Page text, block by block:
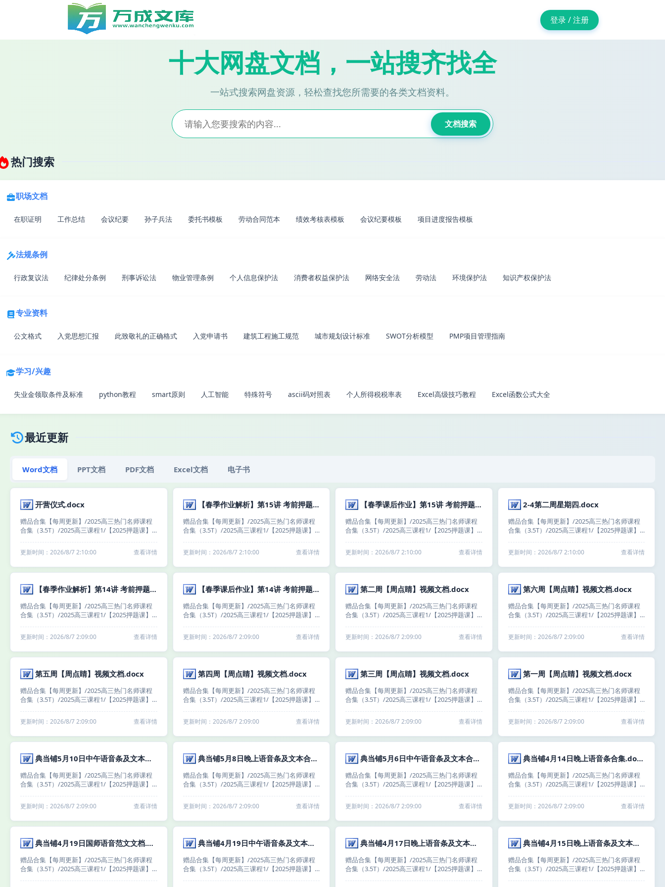
登录 / 注册
十大网盘文档，一站搜齐找全
一站式搜索网盘资源，轻松查找您所需要的各类文档资料。
文档搜索
热门搜索
职场文档
在职证明 工作总结 会议纪要 孙子兵法 委托书模板 劳动合同范本 绩效考核表模板 会议纪要模板 项目进度报告模板
法规条例
行政复议法 纪律处分条例 刑事诉讼法 物业管理条例 个人信息保护法 消费者权益保护法 网络安全法 劳动法 环境保护法 知识产权保护法
专业资料
公文格式 入党思想汇报 此致敬礼的正确格式 入党申请书 建筑工程施工规范 城市规划设计标准 SWOT分析模型 PMP项目管理指南
学习/兴趣
失业金领取条件及标准 python教程 smart原则 人工智能 特殊符号 ascii码对照表 个人所得税税率表 Excel高级技巧教程 Excel函数公式大全
最近更新
Word文档 PPT文档 PDF文档 Excel文档 电子书
开营仪式.docx
赠品合集【每周更新】/2025高三热门名师课程
合集（3.5T）/2025高三课程1/【2025押题课】
英语】25年梦想典当铺/开营仪式/开营仪式.doc
x
更新时间：2026/8/7 2:10:00 查看详情
【春季作业解析】第15讲 考前押题决战冲刺：考前押题点题密卷（中）.docx
赠品合集【每周更新】/2025高三热门名师课程
合集（3.5T）/2025高三课程1/【2025押题课】
英语】25年梦想典当铺/第15讲 课后作业/【春季
作业解析】第15讲 考前押题决战冲刺：考前押
题点题密卷（中）.docx
更新时间：2026/8/7 2:10:00 查看详情
【春季课后作业】第15讲 考前押题决战冲刺：考前押题点题密卷（中）.docx
赠品合集【每周更新】/2025高三热门名师课程
合集（3.5T）/2025高三课程1/【2025押题课】
英语】25年梦想典当铺/第15讲 课后作业/【春季
课后作业】第15讲 考前押题决战冲刺：考前押
题点题密卷（中）.docx
更新时间：2026/8/7 2:10:00 查看详情
2-4第二周星期四.docx
赠品合集【每周更新】/2025高三热门名师课程
合集（3.5T）/2025高三课程1/【2025押题课】
英语】25年梦想典当铺/第2周 第4天打卡视频/2-
4第二周星期四.docx
更新时间：2026/8/7 2:10:00 查看详情
【春季作业解析】第14讲 考前押题决战冲刺：考前押题点题密卷（上）.docx
赠品合集【每周更新】/2025高三热门名师课程
合集（3.5T）/2025高三课程1/【2025押题课】
英语】25年梦想典当铺/第14讲 课后作业/【春季
作业解析】第14讲 考前押题决战冲刺：考前押
题点题密卷（上）.docx
更新时间：2026/8/7 2:09:00 查看详情
【春季课后作业】第14讲 考前押题决战冲刺：考前押题点题密卷（上）.docx
赠品合集【每周更新】/2025高三热门名师课程
合集（3.5T）/2025高三课程1/【2025押题课】
英语】25年梦想典当铺/第14讲 课后作业/【春季
课后作业】第14讲 考前押题决战冲刺：考前押
题点题密卷（上）.docx
更新时间：2026/8/7 2:09:00 查看详情
第二周【周点睛】视频文档.docx
赠品合集【每周更新】/2025高三热门名师课程
合集（3.5T）/2025高三课程1/【2025押题课】
考语文梦想典当铺｜全国卷+新高考【国家玮】/
国师周点睛视频合集（每周六更新）/【第二
周】周点睛视频文档/第二周【周点睛】视频文
档.docx
更新时间：2026/8/7 2:09:00 查看详情
第六周【周点睛】视频文档.docx
赠品合集【每周更新】/2025高三热门名师课程
合集（3.5T）/2025高三课程1/【2025押题课】
考语文梦想典当铺｜全国卷+新高考【国家玮】/
国师周点睛视频合集（每周六更新）/【第六
周】周点睛视频文档/第六周【周点睛】视频文
档.docx
更新时间：2026/8/7 2:09:00 查看详情
第五周【周点睛】视频文档.docx
赠品合集【每周更新】/2025高三热门名师课程
合集（3.5T）/2025高三课程1/【2025押题课】
考语文梦想典当铺｜全国卷+新高考【国家玮】/
国师周点睛视频合集（每周六更新）/【第五
周】周点睛视频文档/第五周【周点睛】视频文
档.docx
更新时间：2026/8/7 2:09:00 查看详情
第四周【周点睛】视频文档.docx
赠品合集【每周更新】/2025高三热门名师课程
合集（3.5T）/2025高三课程1/【2025押题课】
考语文梦想典当铺｜全国卷+新高考【国家玮】/
国师周点睛视频合集（每周六更新）/【第四
周】周点睛视频文档/第四周【周点睛】视频文
档.docx
更新时间：2026/8/7 2:09:00 查看详情
第三周【周点睛】视频文档.docx
赠品合集【每周更新】/2025高三热门名师课程
合集（3.5T）/2025高三课程1/【2025押题课】
考语文梦想典当铺｜全国卷+新高考【国家玮】/
国师周点睛视频合集（每周六更新）/【第三
周】周点睛视频文档/第三周【周点睛】视频文
档.docx
更新时间：2026/8/7 2:09:00 查看详情
第一周【周点睛】视频文档.docx
赠品合集【每周更新】/2025高三热门名师课程
合集（3.5T）/2025高三课程1/【2025押题课】
考语文梦想典当铺｜全国卷+新高考【国家玮】/
国师周点睛视频合集（每周六更新）/【第一
周】周点睛视频文档/第一周【周点睛】视频文
档.docx
更新时间：2026/8/7 2:09:00 查看详情
典当铺5月10日中午语音条及文本合集.docx
赠品合集【每周更新】/2025高三热门名师课程
合集（3.5T）/2025高三课程1/【2025押题课】
考语文梦想典当铺｜全国卷+新高考【国家玮】/
第四周（5月5日-5月9日）/​5月10日（国师微信
群内语音叮咛）/典当铺5月10日中午语音条及文
本合集.docx
更新时间：2026/8/7 2:09:00 查看详情
典当铺5月8日晚上语音条及文本合集.docx
赠品合集【每周更新】/2025高三热门名师课程
合集（3.5T）/2025高三课程1/【2025押题课】
考语文梦想典当铺｜全国卷+新高考【国家玮】/
第四周（5月5日-5月9日）/5月8日（每日一背
+每日一练）/典当铺5月8日晚上语音条及文本合
集.docx
更新时间：2026/8/7 2:09:00 查看详情
典当铺5月6日中午语音条及文本合集.docx
赠品合集【每周更新】/2025高三热门名师课程
合集（3.5T）/2025高三课程1/【2025押题课】
考语文梦想典当铺｜全国卷+新高考【国家玮】/
第四周（5月5日-5月9日）/5月6日（每日一背
+每日一练）/典当铺5月6日中午语音条及文本合
集.docx
更新时间：2026/8/7 2:09:00 查看详情
典当铺4月14日晚上语音条合集.docx
赠品合集【每周更新】/2025高三热门名师课程
合集（3.5T）/2025高三课程1/【2025押题课】
考语文梦想典当铺｜全国卷+新高考【国家玮】/
第一周（4月14日-4月18日）/4月14日（每日一
背+每日一练）/典当铺4月14日晚上语音条合集.
docx
更新时间：2026/8/7 2:09:00 查看详情
典当铺4月19日国师语音范文文档.docx
赠品合集【每周更新】/2025高三热门名师课程
合集（3.5T）/2025高三课程1/【2025押题课】
典当铺4月19日中午语音条及文本合集docx.docx
赠品合集【每周更新】/2025高三热门名师课程
合集（3.5T）/2025高三课程1/【2025押题课】
典当铺4月17日晚上语音条及文本合集.docx
赠品合集【每周更新】/2025高三热门名师课程
合集（3.5T）/2025高三课程1/【2025押题课】
典当铺4月15日晚上语音条及文本合集.docx
赠品合集【每周更新】/2025高三热门名师课程
合集（3.5T）/2025高三课程1/【2025押题课】